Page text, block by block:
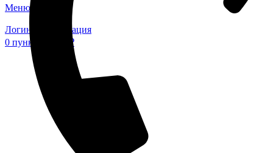
Меню
Логин / Регистрация
0 пунктов ₽